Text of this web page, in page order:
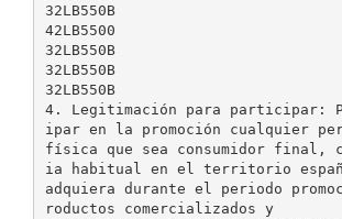
32LB550B
42LB5500
32LB550B
32LB550B
32LB550B
4. Legitimación para participar:
ipar en la promoción cualquier
física que sea consumidor final,
ia habitual en el territorio
adquiera durante el periodo
roductos comercializados y